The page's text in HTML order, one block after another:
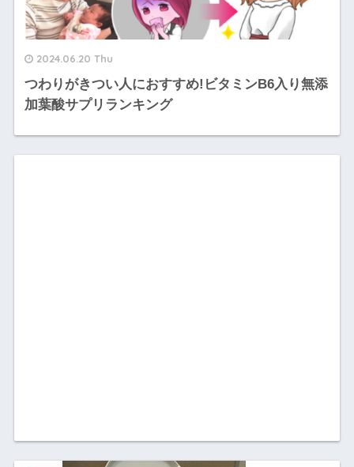
2024.06.20 Thu
つわりがきつい人におすすめ!ビタミンB6入り無添
加葉酸サプリランキング